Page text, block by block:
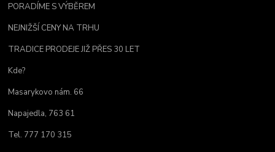
PORADÍME S VÝBĚREM
NEJNIŽŠÍ CENY NA TRHU
TRADICE PRODEJE JIŽ PŘES 30 LET
Kde?
Masarykovo nám. 66
Napajedla, 763 61
Tel. 777 170 315